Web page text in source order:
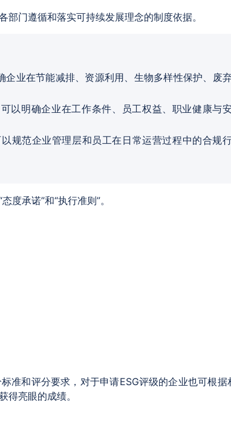
门遵循和落实可持续发展理念的制度依据。
业在节能减排、资源利用、生物多样性保护、废
以明确企业在工作条件、员工权益、职业健康与
规范企业管理层和员工在日常运营过程中的合规
度承诺”和“执行准则”。
准和评分要求，对于申请ESG评级的企业也可根据
得亮眼的成绩。